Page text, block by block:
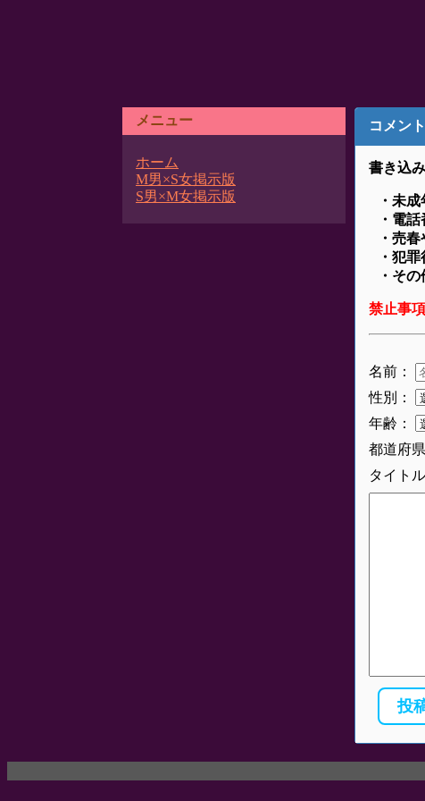
メニュー
ホーム
M男×S女掲示版
S男×M女掲示版
コメン
書き込
・未
・電
・売
・犯
・そ
禁止事
名前：
性別：
年齢：
都道府県
タイトル